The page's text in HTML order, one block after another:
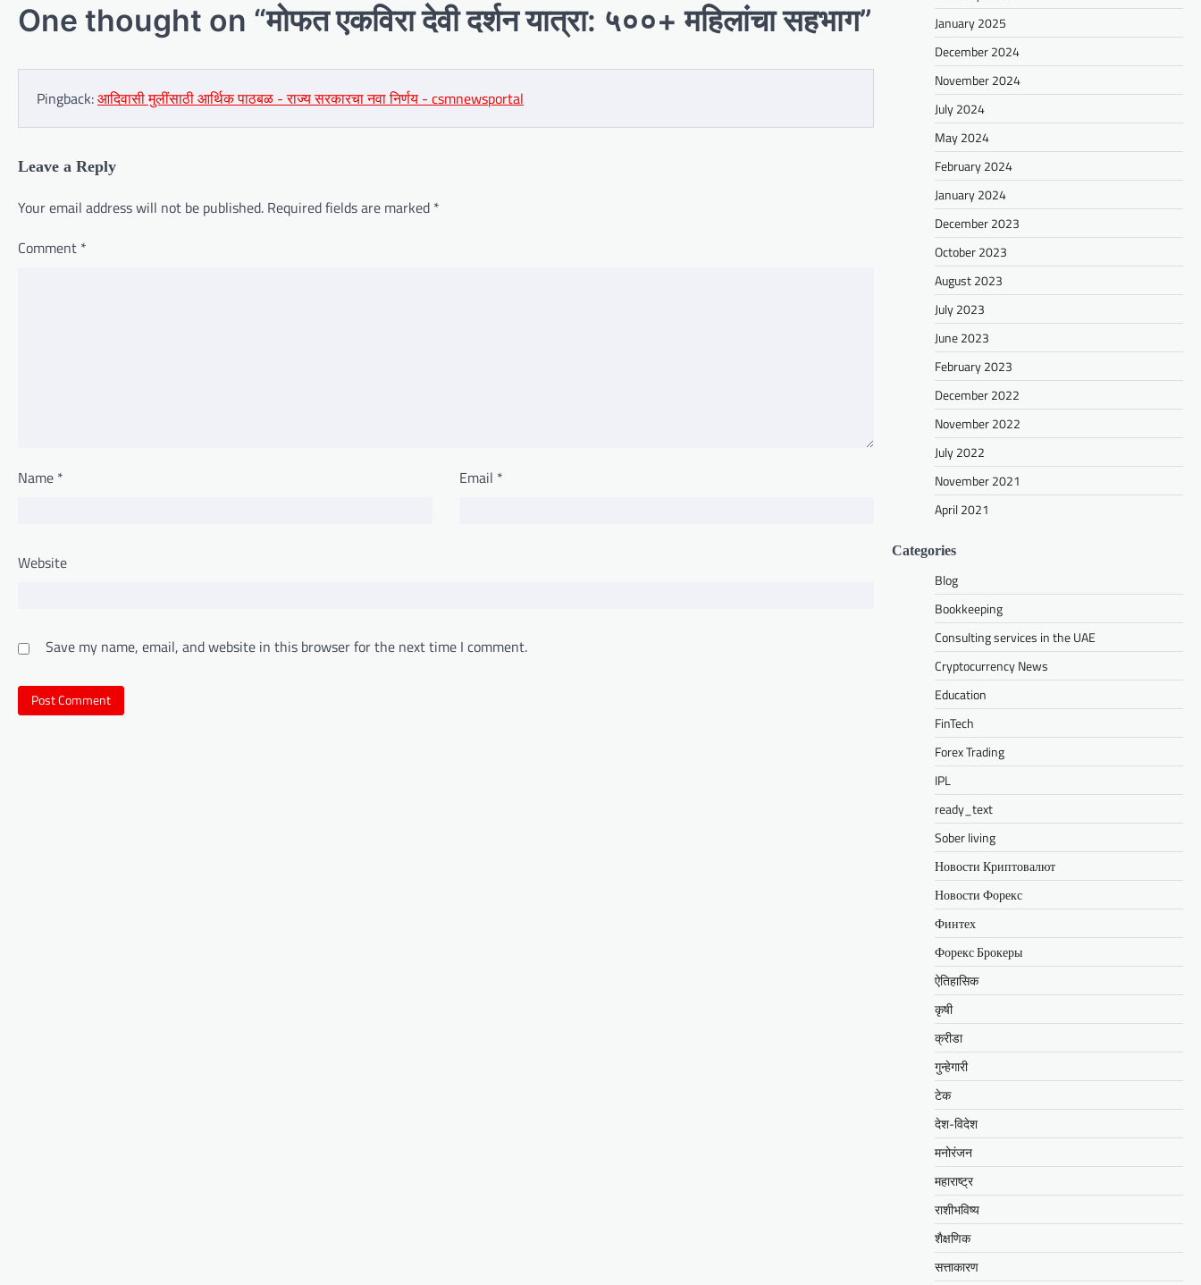
o
One thought on “मोफत एकविरा देवी दर्शन यात्रा: ५००+ महिलांचा सहभाग”
Pingback:आदिवासी मुलींसाठी आर्थिक पाठबळ - राज्य सरकारचा नवा निर्णय - csmnewsportal
Leave a Reply
Your email address will not be published. Required fields are marked *
Comment *
Name * Email *
Website
Save my name, email, and website in this browser for the next time I comment.
January 2025
December 2024
November 2024
July 2024
May 2024
February 2024
January 2024
December 2023
October 2023
August 2023
July 2023
June 2023
February 2023
December 2022
November 2022
July 2022
November 2021
April 2021
Categories
Blog
Bookkeeping
Consulting services in the UAE
Cryptocurrency News
Education
FinTech
Forex Trading
IPL
ready_text
Sober living
Новости Криптовалют
Новости Форекс
Финтех
Форекс Брокеры
ऐतिहासिक
कृषी
क्रीडा
गुन्हेगारी
टेक
देश-विदेश
मनोरंजन
महाराष्ट्र
राशीभविष्य
शैक्षणिक
सत्ताकारण